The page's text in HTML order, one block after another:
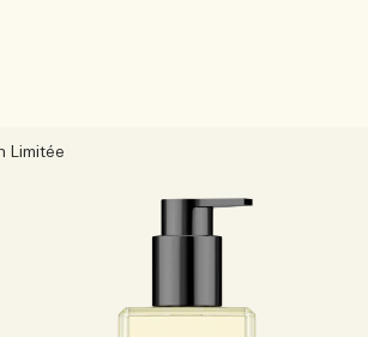
Limitée